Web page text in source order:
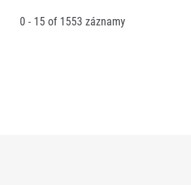
0 - 15of 1553 záznamy